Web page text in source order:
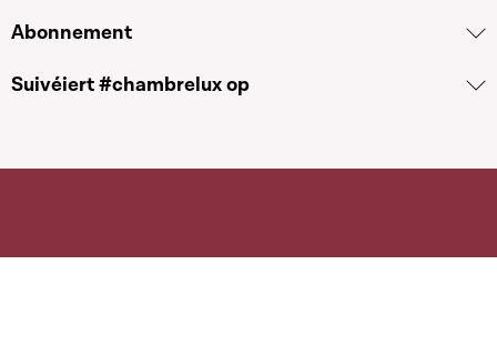
Abonnement
Suivéiert #chambrelux op